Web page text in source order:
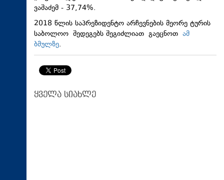
ვაშაძემ - 37,74%.
2018 წლის საპრეზიდენტო არჩევნების მეორე ტურის
საბოლოო შედეგებს შეგიძლიათ გაეცნოთ ამ
ბმულზე.
ყველა სიახლე